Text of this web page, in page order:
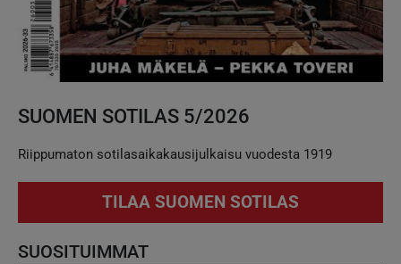
SUOMEN SOTILAS 5/2026
Riippumaton sotilasaikakausijulkaisu vuodesta 1919
TILAA SUOMEN SOTILAS
SUOSITUIMMAT